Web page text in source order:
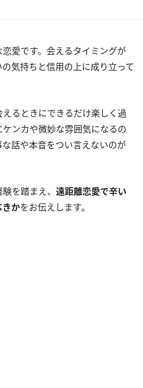
愛です。会えるタイミングが
気持ちと信用の上に成り立って
るときにできるだけ楽しく過
ンカや微妙な雰囲気になるの
話や本音をつい言えないのが
を踏まえ、 遠距離恋愛で辛い
きかをお伝えします。